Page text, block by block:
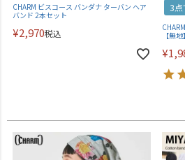
CHARM ビスコース バンダナ ターバン ヘア
バンド 2本セット
¥2,970税込
3点
【無地】
¥